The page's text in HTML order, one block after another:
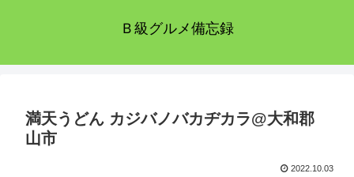
Ｂ級グルメ備忘録
満天うどん カジバノバカヂカラ@大和郡
山市
2022.10.03